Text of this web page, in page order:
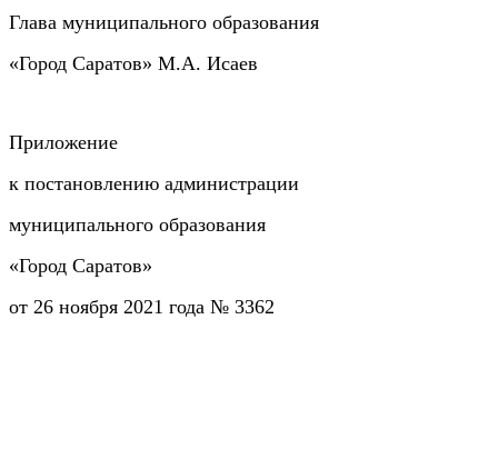
Глава муниципального образования
«Город Саратов» М.А. Исаев
Приложение
к постановлению администрации
муниципального образования
«Город Саратов»
от 26 ноября 2021 года № 3362